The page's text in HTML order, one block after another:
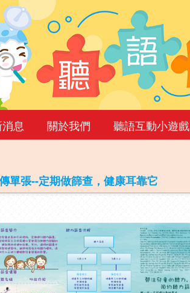
息 關於我們 聽語互動小遊戲
單張--定期做篩查，健康耳靠它